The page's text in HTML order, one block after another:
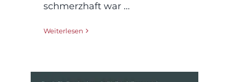
schmerzhaft war ...
Weiterlesen